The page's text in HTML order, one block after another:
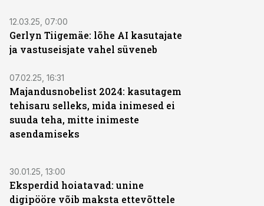
12.03.25, 07:00
Gerlyn Tiigemäe: lõhe AI kasutajate
ja vastuseisjate vahel süveneb
07.02.25, 16:31
Majandusnobelist 2024: kasutagem
tehisaru selleks, mida inimesed ei
suuda teha, mitte inimeste
asendamiseks
30.01.25, 13:00
Eksperdid hoiatavad: unine
digipööre võib maksta ettevõttele